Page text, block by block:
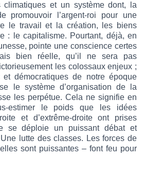
climatiques et un système dont, la
promouvoir l’argent-roi pour une
le travail et la création, les biens
: le capitalisme. Pourtant, déjà, en
pointe une conscience certes
bien réelle, qu’il ne sera pas
les colossaux enjeux ;
et démocratiques de notre époque
le système d’organisation de la
les perpétue. Cela ne signifie en
estimer le poids que les idées
et d’extrême-droite ont prises
se déploie un puissant débat et
lutte des classes. Les forces de
sont puissantes – font feu pour